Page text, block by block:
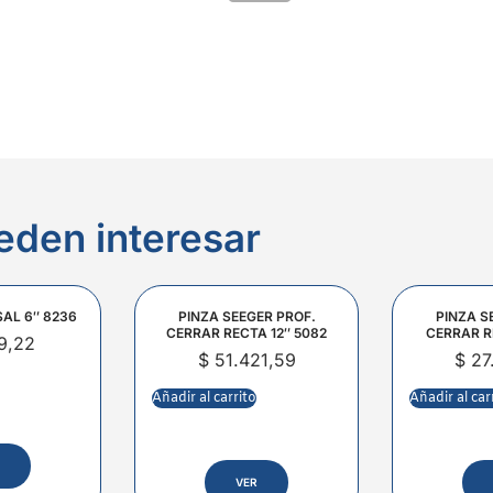
interesar
6″ 8236
PINZA SEEGER PROF.
CERRAR RECTA 12″ 5082
$51.421,59
Añadir al carrito
VER
PINZA
CERRAR
$
Añadir al